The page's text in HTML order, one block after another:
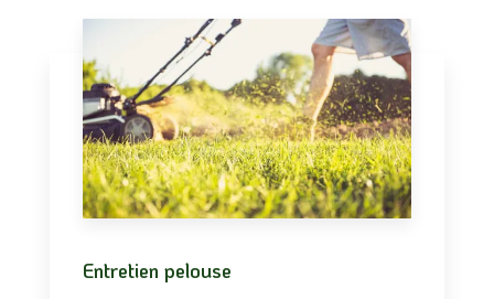
Entretien pelouse